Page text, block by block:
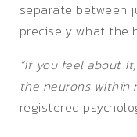
separate between
precisely what the
“if you feel about
the neurons within
registered